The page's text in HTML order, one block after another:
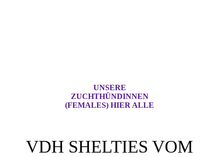
UNSERE
ZUCHTHÜNDINNEN
(FEMALES) HIER ALLE
VDH SHELTIES VOM